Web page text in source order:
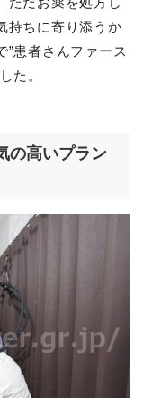
持ちに寄り添うか
”患者さんファース
た。
の高いプラン